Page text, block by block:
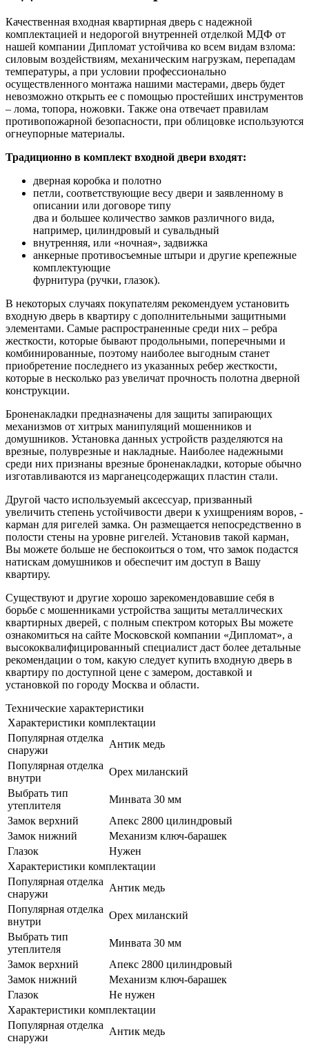
Качественная входная квартирная дверь с надежной
комплектацией и недорогой внутренней отделкой МДФ от
нашей компании Дипломат устойчива ко всем видам взлома:
силовым воздействиям, механическим нагрузкам, перепадам
температуры, а при условии профессионально
осуществленного монтажа нашими мастерами, дверь будет
невозможно открыть ее с помощью простейших инструментов
– лома, топора, ножовки. Также она отвечает правилам
противопожарной безопасности, при облицовке используются
огнеупорные материалы.
Традиционно в комплект входной двери входят:
дверная коробка и полотно
петли, соответствующие весу двери и заявленному в
описании или договоре типу
два и большее количество замков различного вида,
например, цилиндровый и сувальдный
внутренняя, или «ночная», задвижка
анкерные противосъемные штыри и другие крепежные
комплектующие
фурнитура (ручки, глазок).
В некоторых случаях покупателям рекомендуем установить
входную дверь в квартиру с дополнительными защитными
элементами. Самые распространенные среди них – ребра
жесткости, которые бывают продольными, поперечными и
комбинированные, поэтому наиболее выгодным станет
приобретение последнего из указанных ребер жесткости,
которые в несколько раз увеличат прочность полотна дверной
конструкции.
Броненакладки предназначены для защиты запирающих
механизмов от хитрых манипуляций мошенников и
домушников. Установка данных устройств разделяются на
врезные, полуврезные и накладные. Наиболее надежными
среди них признаны врезные броненакладки, которые обычно
изготавливаются из марганецсодержащих пластин стали.
Другой часто используемый аксессуар, призванный
увеличить степень устойчивости двери к ухищрениям воров, -
карман для ригелей замка. Он размещается непосредственно в
полости стены на уровне ригелей. Установив такой карман,
Вы можете больше не беспокоиться о том, что замок подастся
натискам домушников и обеспечит им доступ в Вашу
квартиру.
Существуют и другие хорошо зарекомендовавшие себя в
борьбе с мошенниками устройства защиты металлических
квартирных дверей, с полным спектром которых Вы можете
ознакомиться на сайте Московской компании «Дипломат», а
высококвалифицированный специалист даст более детальные
рекомендации о том, какую следует купить входную дверь в
квартиру по доступной цене с замером, доставкой и
установкой по городу Москва и области.
Технические характеристики
Характеристики комплектации
Популярная отделка
снаружи
Антик медь
Популярная отделка
внутри
Орех миланский
Выбрать тип
утеплителя
Минвата 30 мм
Замок верхний
Апекс 2800 цилиндровый
Замок нижний
Механизм ключ-барашек
Глазок
Нужен
Характеристики комплектации
Популярная отделка
снаружи
Антик медь
Популярная отделка
внутри
Орех миланский
Выбрать тип
утеплителя
Минвата 30 мм
Замок верхний
Апекс 2800 цилиндровый
Замок нижний
Механизм ключ-барашек
Глазок
Не нужен
Характеристики комплектации
Популярная отделка
снаружи
Антик медь